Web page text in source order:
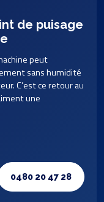
de puisage
peut
sans humidité
C’est ce retour au
une
0480 20 47 28